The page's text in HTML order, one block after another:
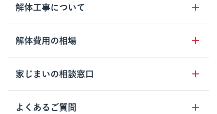
サービスの流れ
サービスのメリット
クラッソーネの自治体連携
解体工事について
解体工事の基礎知識
解体工事に関わる法律
用語集
解体費用の相場
木造住宅の相場
鉄骨造住宅の相場
RC造住宅の相場
家じまいの相談窓口
家じまいの相談窓口
よくあるご質問